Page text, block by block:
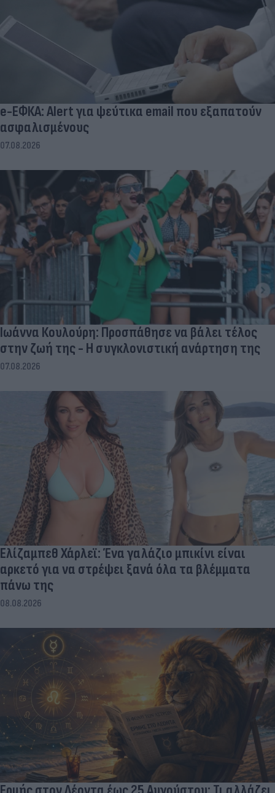
e-ΕΦΚΑ: Alert για ψεύτικα email που εξαπατούν
ασφαλισμένους
07.08.2026
Ιωάννα Κουλούρη: Προσπάθησε να βάλει τέλος
στην ζωή της - Η συγκλονιστική ανάρτηση της
07.08.2026
Ελίζαμπεθ Χάρλεϊ: Ένα γαλάζιο μπικίνι είναι
αρκετό για να στρέψει ξανά όλα τα βλέμματα
πάνω της
08.08.2026